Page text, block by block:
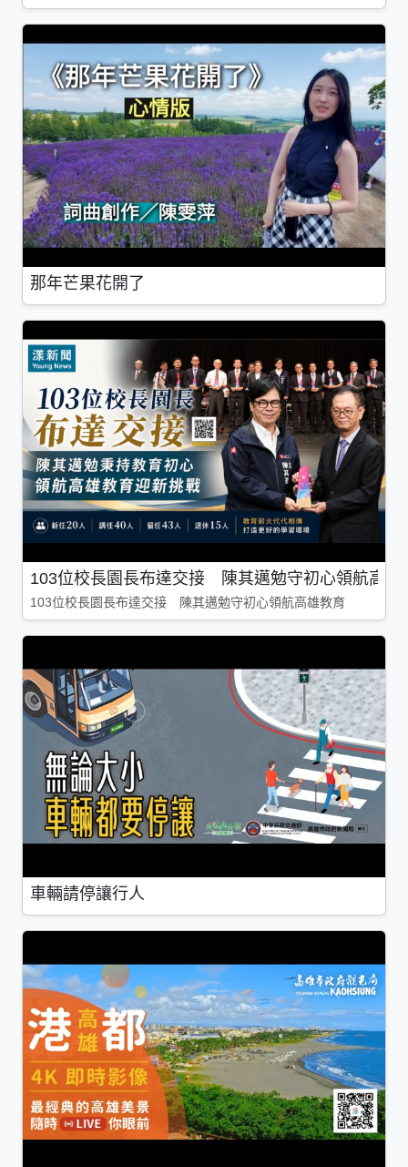
那年芒果花開了
103位校長園長布達交接 陳其邁勉守初心領航高雄
103位校長園長布達交接 陳其邁勉守初心領航高雄教育
車輛請停讓行人